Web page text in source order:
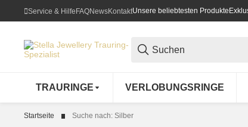
Service & HilfeFAQNewsKontaktUnsere beliebtesten Produkte
TRAURINGE VERLOBUNGSRINGE
Startseite Suche nach: Silber